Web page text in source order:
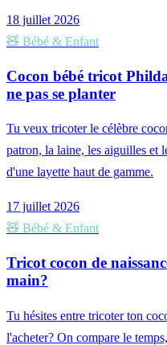
18 juillet 2026
🧸 Bébé & Enfant
Cocon bébé tricot
ne pas se planter
Tu veux tricoter le célèbre
patron, la laine, les aiguilles et
d'une layette haut de gamme.
17 juillet 2026
🧸 Bébé & Enfant
Tricot cocon de
main?
Tu hésites entre tricoter ton
l'acheter? On compare le